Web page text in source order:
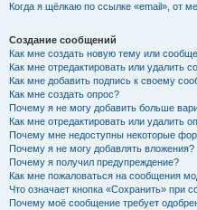
Когда я щёлкаю по ссылке «email», от
Создание сообщений
Как мне создать новую тему или
Как мне отредактировать или удалить
Как мне добавить подпись к своему
Как мне создать опрос?
Почему я не могу добавить больше
Как мне отредактировать или удалить
Почему мне недоступны некоторые
Почему я не могу добавлять вложения?
Почему я получил предупреждение?
Как мне пожаловаться на сообщения
Что означает кнопка «Сохранить» при
Почему моё сообщение требует